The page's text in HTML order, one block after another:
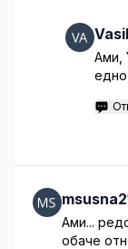
Ами,
Ами...
обаче